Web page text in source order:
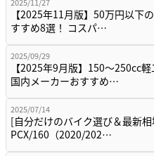
【2025年11月版】50万円以下
すすめ8選！ コスパ…
2025/09/29
【2025年9月版】150～250cc
国内メーカーおすすめ…
2025/07/14
[自分だけのバイク選び＆最新
PCX/160（2020/202…